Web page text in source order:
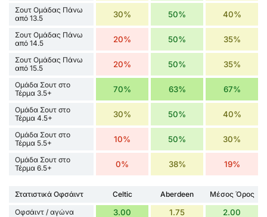
Σουτ Ομάδας Πάνω
από 13.5
30% 50% 40%
Σουτ Ομάδας Πάνω
από 14.5
20% 50% 35%
Σουτ Ομάδας Πάνω
από 15.5
20% 50% 35%
Ομάδα Σουτ στο
Τέρμα 3.5+
70% 63% 67%
Ομάδα Σουτ στο
Τέρμα 4.5+
30% 50% 40%
Ομάδα Σουτ στο
Τέρμα 5.5+
10% 50% 30%
Ομάδα Σουτ στο
Τέρμα 6.5+
0% 38% 19%
Στατιστικά Οφσάιντ Celtic Aberdeen
Μέσος Όρος
Οφσάιντ / αγώνα
3.00 1.75 2.00